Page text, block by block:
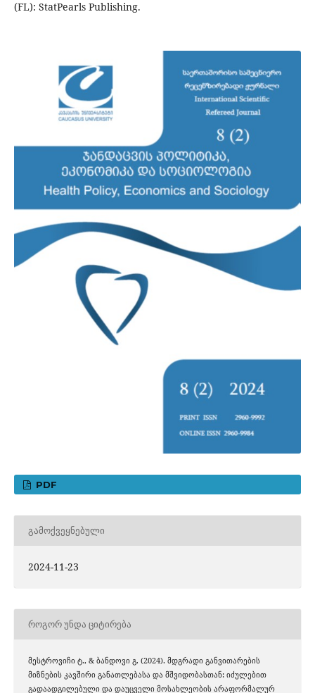
(FL): StatPearls Publishing.
PDF
ᲒᲐᲛᲝᲥᲕᲔᲧᲜᲔᲑᲣᲚᲘ
2024-11-23
ᲠᲝᲒᲝᲠ ᲣᲜᲓᲐ ᲪᲘᲢᲘᲠᲔᲑᲐ
მესტროვიჩი ტ., & ბანდოვი გ. (2024). მდგრადი განვითარების
მიზნების კავშირი განათლებასა და მშვიდობასთან: იძულებით
გადაადგილებული და დაუცველი მოსახლეობის არაფორმალურ